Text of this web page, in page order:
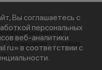
права защищены.
Вы соглашаетесь с
персональных
веб-аналитики
в соответствии с
.